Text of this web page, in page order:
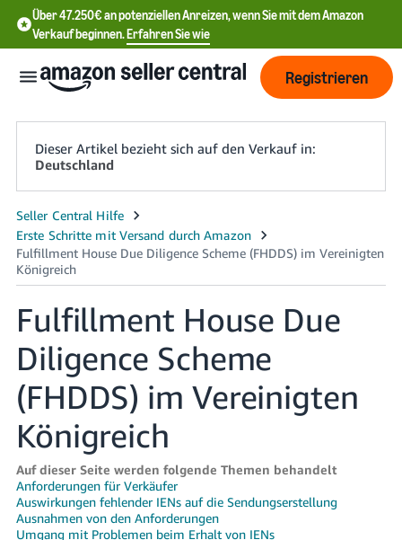
Über 47.250€ an potenziellen Anreizen, wenn Sie mit dem Amazon
Verkauf beginnen.Erfahren Sie wie
中
文
-
CN
English
- DE
文
-
TW
Türk
- TR
Registrieren
Dieser Artikel bezieht sich auf den Verkauf in:
Deutschland
Fulfillment House Due
Diligence Scheme
(FHDDS) im Vereinigten
Königreich
Auf dieser Seite werden folgende Themen behandelt
Anforderungen für Verkäufer
Auswirkungen fehlender IENs auf die Sendungserstellung
Ausnahmen von den Anforderungen
Umgang mit Problemen beim Erhalt von IENs